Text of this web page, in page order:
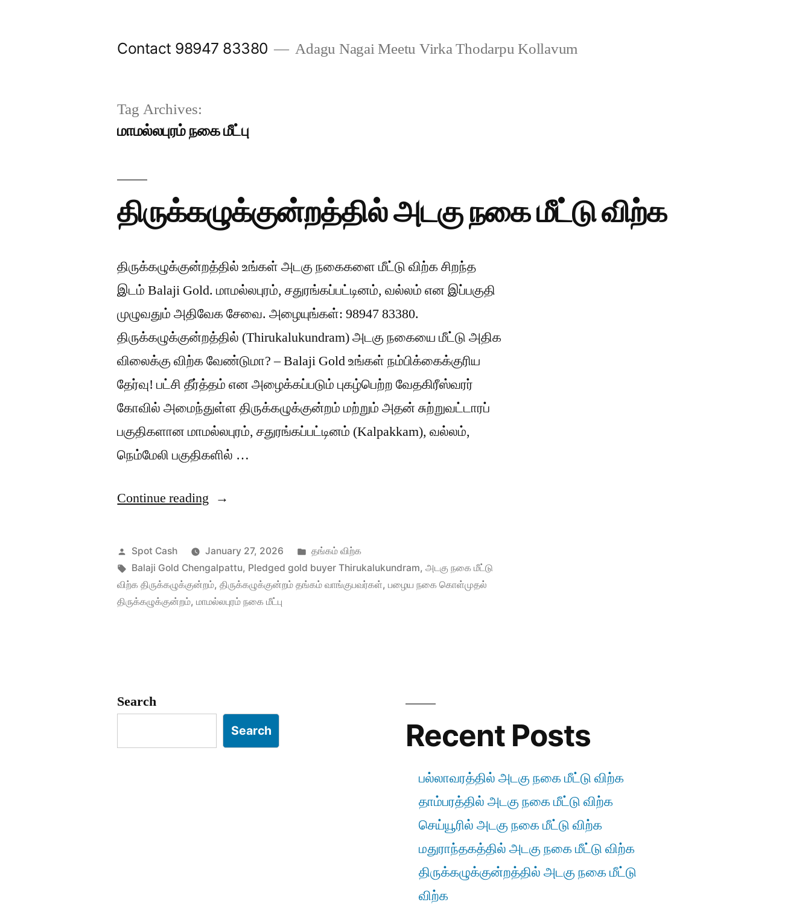
Contact 98947 83380 Adagu Nagai Meetu Virka Thodarpu Kollavum
Tag Archives:
மாமல்லபுரம் நகை மீட்பு
திருக்கழுக்குன்றத்தில் அடகு நகை மீட்டு விற்க
திருக்கழுக்குன்றத்தில் உங்கள் அடகு நகைகளை மீட்டு விற்க சிறந்த
இடம் Balaji Gold. மாமல்லபுரம், சதுரங்கப்பட்டினம், வல்லம் என இப்பகுதி
முழுவதும் அதிவேக சேவை. அழையுங்கள்: 98947 83380.
திருக்கழுக்குன்றத்தில் (Thirukalukundram) அடகு நகையை மீட்டு அதிக
விலைக்கு விற்க வேண்டுமா? – Balaji Gold உங்கள் நம்பிக்கைக்குரிய
தேர்வு! பட்சி தீர்த்தம் என அழைக்கப்படும் புகழ்பெற்ற வேதகிரீஸ்வரர்
கோவில் அமைந்துள்ள திருக்கழுக்குன்றம் மற்றும் அதன் சுற்றுவட்டாரப்
பகுதிகளான மாமல்லபுரம், சதுரங்கப்பட்டினம் (Kalpakkam), வல்லம்,
நெம்மேலி பகுதிகளில் …
Continue reading “திருக்கழுக்குன்றத்தில்
நகை
மீட்டு
விற்க”
Posted
by
Spot Cash January 27, 2026
Posted
in
தங்கம் விற்க
Tags:
Balaji Gold Chengalpattu, Pledged gold buyer Thirukalukundram,அடகு நகை மீட்டு
விற்க திருக்கழுக்குன்றம்,திருக்கழுக்குன்றம் தங்கம் வாங்குபவர்கள்,பழைய நகை கொள்முதல்
திருக்கழுக்குன்றம்,மாமல்லபுரம் நகை மீட்பு
Search
Search Recent Posts
பல்லாவரத்தில் அடகு நகை மீட்டு விற்க
தாம்பரத்தில் அடகு நகை மீட்டு விற்க
செய்யூரில் அடகு நகை மீட்டு விற்க
மதுராந்தகத்தில் அடகு நகை மீட்டு விற்க
திருக்கழுக்குன்றத்தில் அடகு நகை மீட்டு
விற்க